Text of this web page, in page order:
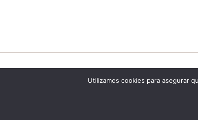
Utilizamos cookies para asegurar